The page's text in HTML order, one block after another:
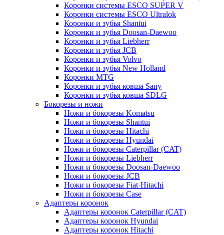
Коронки системы ESCO SUPER V
Коронки системы ESCO Ultralok
Коронки и зубья Shantui
Коронки и зубья Doosan-Daewoo
Коронки и зубья Liebherr
Коронки и зубья JCB
Коронки и зубья Volvo
Коронки и зубья New Holland
Коронки MTG
Коронки и зубья ковша Sany
Коронки и зубья ковша SDLG
Бокорезы и ножи
Ножи и бокорезы Komatsu
Ножи и бокорезы Shantui
Ножи и бокорезы Hitachi
Ножи и бокорезы Hyundai
Ножи и бокорезы Caterpillar (CAT)
Ножи и бокорезы Liebherr
Ножи и бокорезы Doosan-Daewoo
Ножи и бокорезы JCB
Ножи и бокорезы Fiat-Hitachi
Ножи и бокорезы Case
Адаптеры коронок
Адаптеры коронок Caterpillar (CAT)
Адаптеры коронок Hyundai
Адаптеры коронок Hitachi